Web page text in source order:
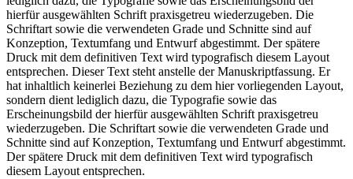
hierfür ausgewählten Schrift praxisgetreu wiederzugeben. Die
Schriftart sowie die verwendeten Grade und Schnitte sind auf
Konzeption, Textumfang und Entwurf abgestimmt. Der spätere
Druck mit dem definitiven Text wird typografisch diesem Layout
entsprechen. Dieser Text steht anstelle der Manuskriptfassung. Er
hat inhaltlich keinerlei Beziehung zu dem hier vorliegenden Layout,
sondern dient lediglich dazu, die Typografie sowie das
Erscheinungsbild der hierfür ausgewählten Schrift praxisgetreu
wiederzugeben. Die Schriftart sowie die verwendeten Grade und
Schnitte sind auf Konzeption, Textumfang und Entwurf abgestimmt.
Der spätere Druck mit dem definitiven Text wird typografisch
diesem Layout entsprechen.